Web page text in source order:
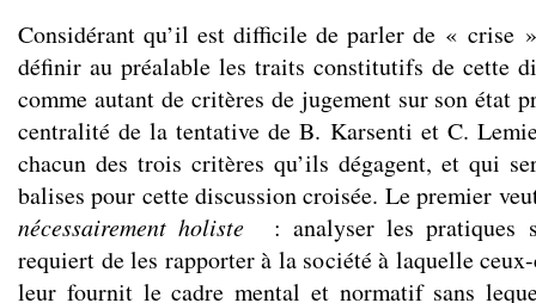
Considérant qu’il est difficile de parler de « crise
définir au préalable les traits constitutifs de cette
comme autant de critères de jugement sur son état
centralité de la tentative de B. Karsenti et C.
chacun des trois critères qu’ils dégagent, et qui
balises pour cette discussion croisée. Le premier
nécessairement holiste
: analyser les pratiques
requiert de les rapporter à la société à laquelle
leur fournit le cadre mental et normatif sans